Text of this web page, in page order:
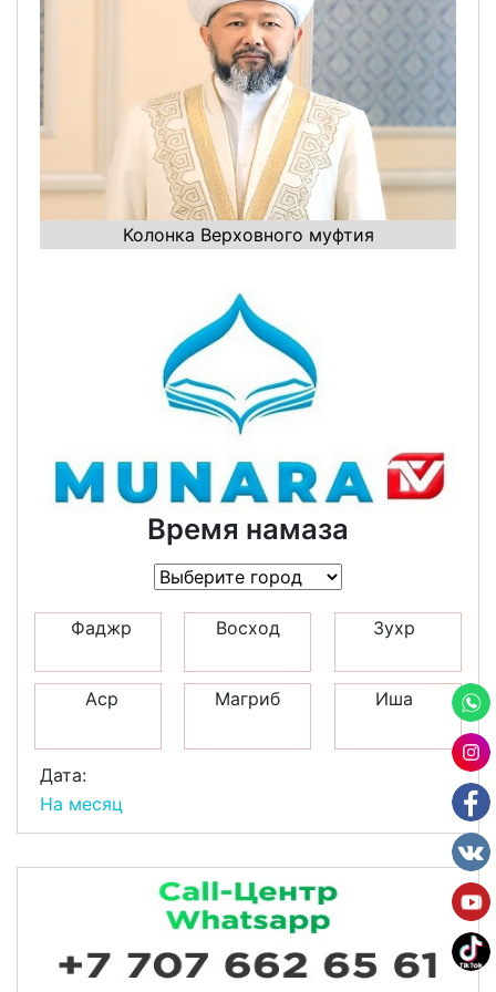
Колонка Верховного муфтия
Время намаза
Фаджр Восход Зухр
Аср Магриб Иша
Дата:
На месяц